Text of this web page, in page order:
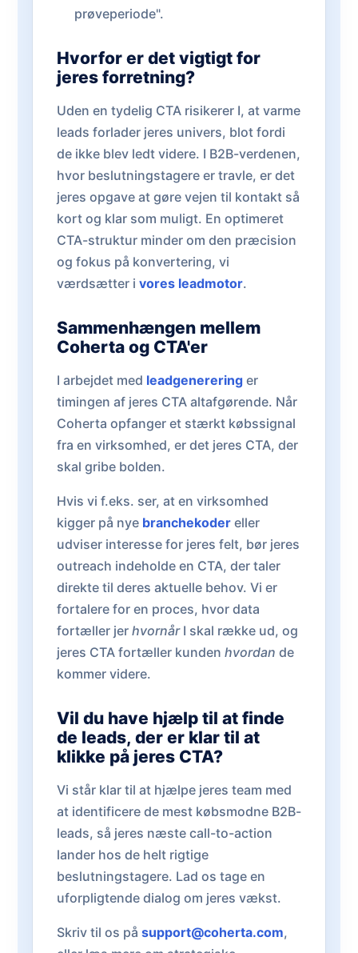
prøveperiode".
Hvorfor er det vigtigt for
jeres forretning?
Uden en tydelig CTA risikerer I, at varme
leads forlader jeres univers, blot fordi
de ikke blev ledt videre. I B2B-verdenen,
hvor beslutningstagere er travle, er det
jeres opgave at gøre vejen til kontakt så
kort og klar som muligt. En optimeret
CTA-struktur minder om den præcision
og fokus på konvertering, vi
værdsætter i vores leadmotor.
Sammenhængen mellem
Coherta og CTA'er
I arbejdet med leadgenerering er
timingen af jeres CTA altafgørende. Når
Coherta opfanger et stærkt købssignal
fra en virksomhed, er det jeres CTA, der
skal gribe bolden.
Hvis vi f.eks. ser, at en virksomhed
kigger på nye branchekoder eller
udviser interesse for jeres felt, bør jeres
outreach indeholde en CTA, der taler
direkte til deres aktuelle behov. Vi er
fortalere for en proces, hvor data
fortæller jer hvornårI skal række ud, og
jeres CTA fortæller kunden hvordan de
kommer videre.
Vil du have hjælp til at finde
de leads, der er klar til at
klikke på jeres CTA?
Vi står klar til at hjælpe jeres team med
at identificere de mest købsmodne B2B-
leads, så jeres næste call-to-action
lander hos de helt rigtige
beslutningstagere. Lad os tage en
uforpligtende dialog om jeres vækst.
Skriv til os på support@coherta.com,